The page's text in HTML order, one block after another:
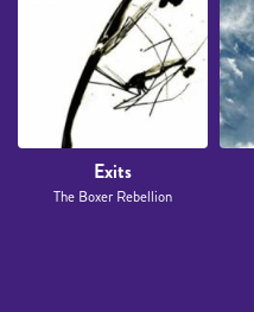
Exits
The Boxer Rebellion